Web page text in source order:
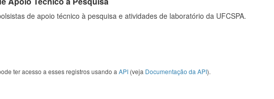
de apoio técnico à pesquisa e atividades de laboratório da UFCSPA.
ter acesso a esses registros usando a API (veja Documentação da API).